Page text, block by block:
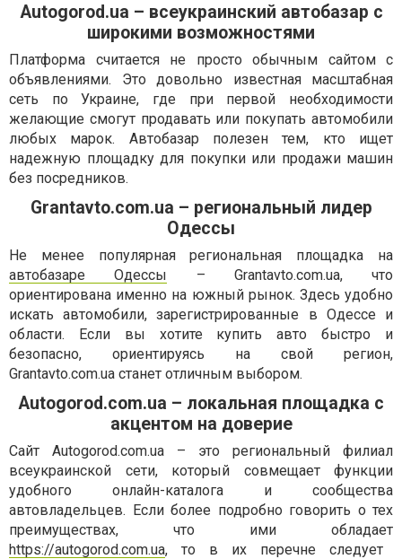
Autogorod.ua – всеукраинский автобазар с
широкими возможностями
Платформа считается не просто обычным сайтом с
объявлениями. Это довольно известная масштабная
сеть по Украине, где при первой необходимости
желающие смогут продавать или покупать автомобили
любых марок. Автобазар полезен тем, кто ищет
надежную площадку для покупки или продажи машин
без посредников.
Grantavto.com.ua – региональный лидер
Одессы
Не менее популярная региональная площадка на
автобазаре Одессы – Grantavto.com.ua, что
ориентирована именно на южный рынок. Здесь удобно
искать автомобили, зарегистрированные в Одессе и
области. Если вы хотите купить авто быстро и
безопасно, ориентируясь на свой регион,
Grantavto.com.ua станет отличным выбором.
Autogorod.com.ua – локальная площадка с
акцентом на доверие
Сайт Autogorod.com.ua – это региональный филиал
всеукраинской сети, который совмещает функции
удобного онлайн-каталога и сообщества
автовладельцев. Если более подробно говорить о тех
преимуществах, что ими обладает
https://autogorod.com.ua, то в их перечне следует